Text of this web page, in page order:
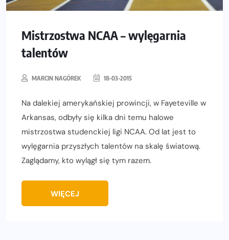
Mistrzostwa NCAA – wylęgarnia
talentów
MARCIN NAGÓREK 18-03-2015
Na dalekiej amerykańskiej prowincji, w Fayeteville w
Arkansas, odbyły się kilka dni temu halowe
mistrzostwa studenckiej ligi NCAA. Od lat jest to
wylęgarnia przyszłych talentów na skalę światową.
Zaglądamy, kto wylągł się tym razem.
WIĘCEJ